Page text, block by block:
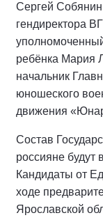
Сергей
гендиректора
ребёнка Мария
начальник
юношеского
движения
Состав
россияне будут
Кандидаты от
ходе
Ярославской